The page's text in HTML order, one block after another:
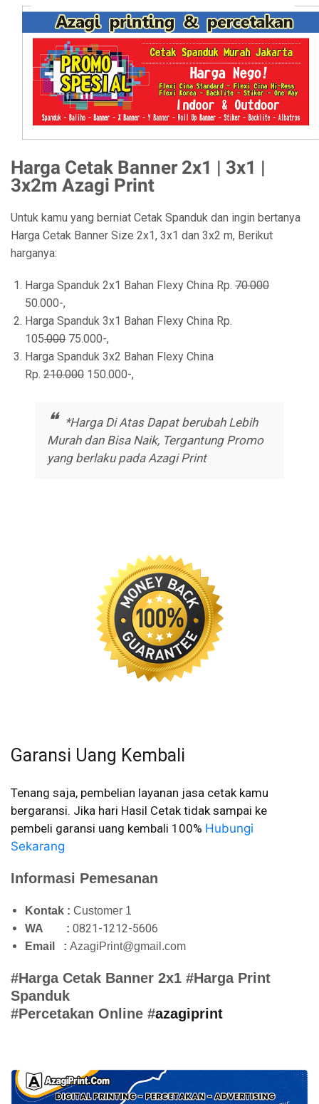
Harga Cetak Banner 2x1 | 3x1 |
3x2m Azagi Print
Untuk kamu yang berniat Cetak Spanduk dan ingin bertanya
Harga Cetak Banner Size 2x1, 3x1 dan 3x2 m, Berikut
harganya:
Harga Spanduk 2x1 Bahan Flexy China Rp. 70.000
50.000-,
Harga Spanduk 3x1 Bahan Flexy China Rp.
105.000 75.000-,
Harga Spanduk 3x2 Bahan Flexy China
Rp. 210.000 150.000-,
*Harga Di Atas Dapat berubah Lebih
Murah dan Bisa Naik, Tergantung Promo
yang berlaku pada Azagi Print
Garansi Uang Kembali
Tenang saja, pembelian layanan jasa cetak kamu
bergaransi. Jika hari Hasil Cetak tidak sampai ke
pembeli garansi uang kembali 100% Hubungi
Sekarang
Informasi Pemesanan
Kontak : Customer 1
WA : 0821-1212-5606
Email : AzagiPrint@gmail.com
#Harga Cetak Banner 2x1 #Harga Print
Spanduk
#Percetakan Online #azagiprint